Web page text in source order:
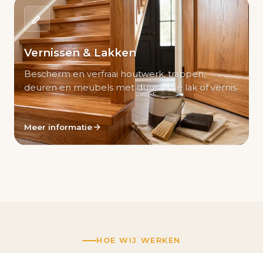
Vernissen & Lakken
Bescherm en verfraai houtwerk, trappen,
deuren en meubels met duurzame lak of vernis.
Meer informatie
HOE WIJ WERKEN